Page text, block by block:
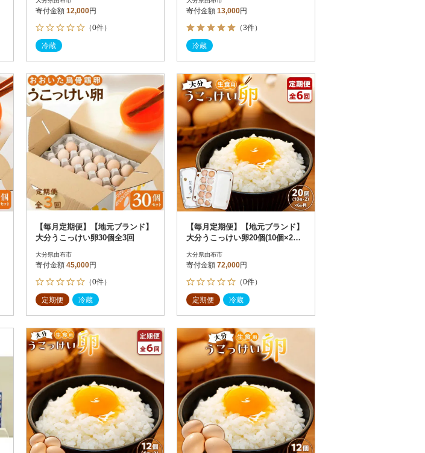
結果を見る（
寄付金額 12,000円
（0件）
冷蔵
寄付金額 13,000円
（3件）
冷蔵
【毎月定期便】【地元ブランド】
大分うこっけい卵30個全3回
大分県由布市
寄付金額 45,000円
（0件）
定期便 冷蔵
【毎月定期便】【地元ブランド】
大分うこっけい卵20個(10個×2パ
大分県由布市
寄付金額 72,000円
（0件）
定期便 冷蔵